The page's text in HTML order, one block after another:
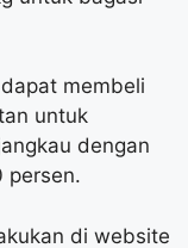
membeli
untuk
dengan
persen.
di website